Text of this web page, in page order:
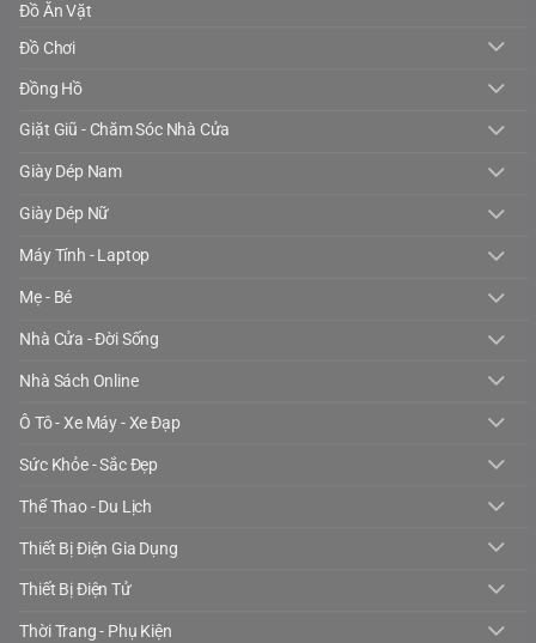
Đồ Ăn Vặt
Đồ Chơi
Đồng Hồ
Giặt Giũ - Chăm Sóc Nhà Cửa
Giày Dép Nam
Giày Dép Nữ
Máy Tính - Laptop
Mẹ - Bé
Nhà Cửa - Đời Sống
Nhà Sách Online
Ô Tô - Xe Máy - Xe Đạp
Sức Khỏe - Sắc Đẹp
Thể Thao - Du Lịch
Thiết Bị Điện Gia Dụng
Thiết Bị Điện Tử
Thời Trang - Phụ Kiện